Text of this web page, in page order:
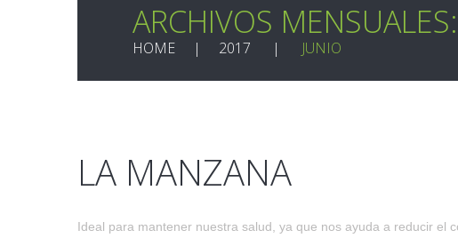
ARCHIVOS MENSUALES:
HOME 2017 JUNIO
LA MANZANA
Ideal para mantener nuestra salud, ya que nos ayuda a reducir el